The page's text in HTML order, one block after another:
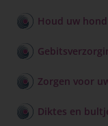
Houd uw
Zorgen voor
Diktes en